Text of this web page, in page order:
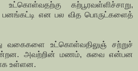
கற்பூரவள்ளிச்சாறு,
பனங்கட்டி என பல வித பொருட்களைத்
வகைகளை உட்கொள்வதிலுஞ் சற்றுச்
அவற்றின் மணம், சுவை என்பன
உள்ளன.